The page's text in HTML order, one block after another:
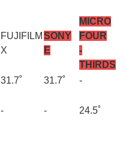
FUJIFILM
X
SONY
E
MICRO
FOUR
-
THIRDS
31.7˚ 31.7˚
-
- - 24.5˚